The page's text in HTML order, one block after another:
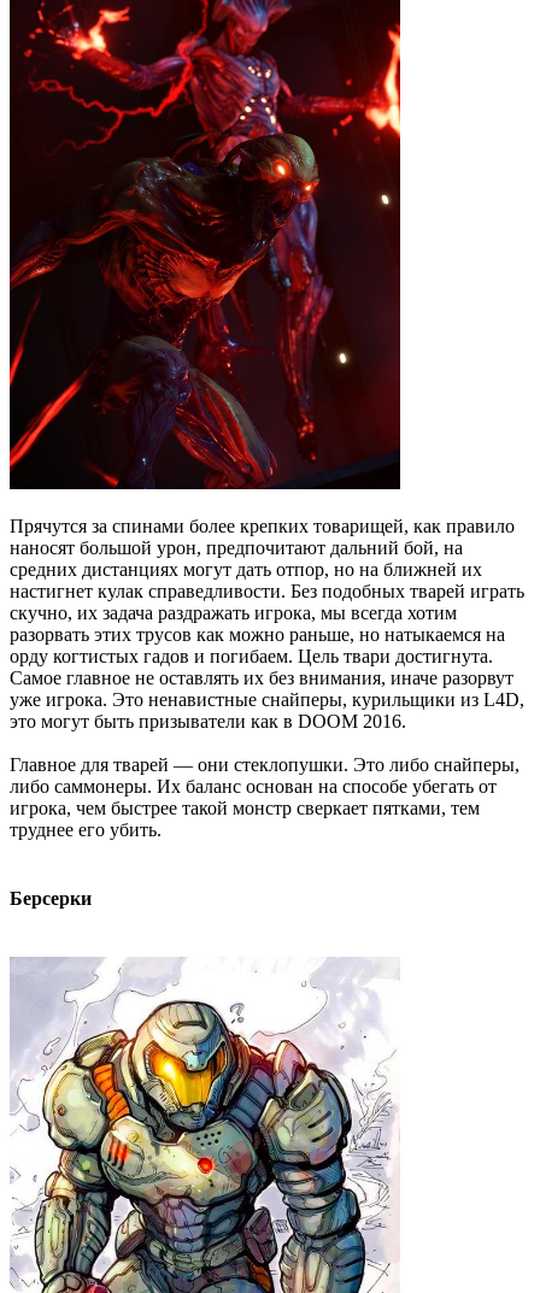
Прячутся за спинами более крепких товарищей, как правило
наносят большой урон, предпочитают дальний бой, на
средних дистанциях могут дать отпор, но на ближней их
настигнет кулак справедливости. Без подобных тварей играть
скучно, их задача раздражать игрока, мы всегда хотим
разорвать этих трусов как можно раньше, но натыкаемся на
орду когтистых гадов и погибаем. Цель твари достигнута.
Самое главное не оставлять их без внимания, иначе разорвут
уже игрока. Это ненавистные снайперы, курильщики из L4D,
это могут быть призыватели как в DOOM 2016.
Главное для тварей — они стеклопушки. Это либо снайперы,
либо саммонеры. Их баланс основан на способе убегать от
игрока, чем быстрее такой монстр сверкает пятками, тем
труднее его убить.
Берсерки